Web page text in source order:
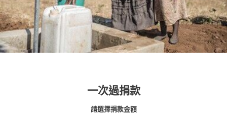
一次過捐款
請選擇捐款金額